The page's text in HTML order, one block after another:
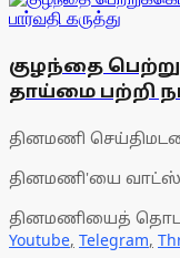
குழந்தை
தாய்மை பற்றி
தினமணி
தினமணி'யை
தினமணியைத்
Youtube, Telegram,